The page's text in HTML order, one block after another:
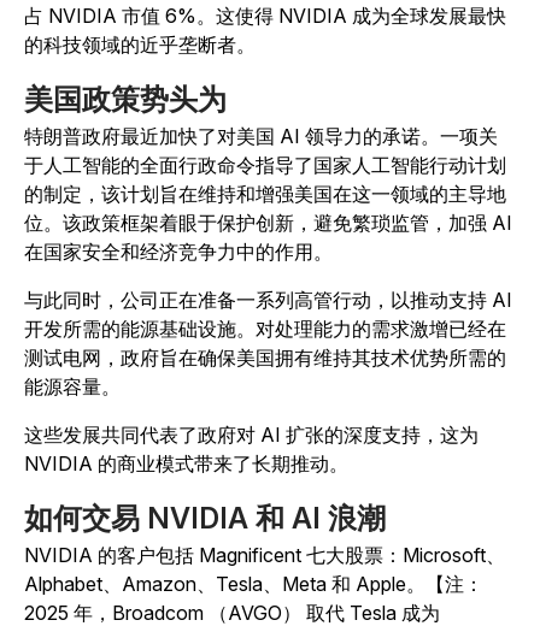
占 NVIDIA 市值 6%。这使得 NVIDIA 成为全球发展最快
的科技领域的近乎垄断者。
美国政策势头为
特朗普政府最近加快了对美国 AI 领导力的承诺。一项关
于人工智能的全面行政命令指导了国家人工智能行动计划
的制定，该计划旨在维持和增强美国在这一领域的主导地
位。该政策框架着眼于保护创新，避免繁琐监管，加强 AI
在国家安全和经济竞争力中的作用。
与此同时，公司正在准备一系列高管行动，以推动支持 AI
开发所需的能源基础设施。对处理能力的需求激增已经在
测试电网，政府旨在确保美国拥有维持其技术优势所需的
能源容量。
这些发展共同代表了政府对 AI 扩张的深度支持，这为
NVIDIA 的商业模式带来了长期推动。
如何交易 NVIDIA 和 AI 浪潮
NVIDIA 的客户包括 Magnificent 七大股票：Microsoft、
Alphabet、Amazon、Tesla、Meta 和 Apple。【注：
2025 年，Broadcom （AVGO） 取代 Tesla 成为